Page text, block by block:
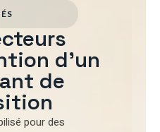
d'un
de
pourdes